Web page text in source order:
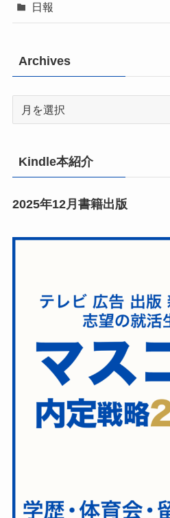
日報
Archives
Archives
Kindle本紹介
2025年12月書籍出版